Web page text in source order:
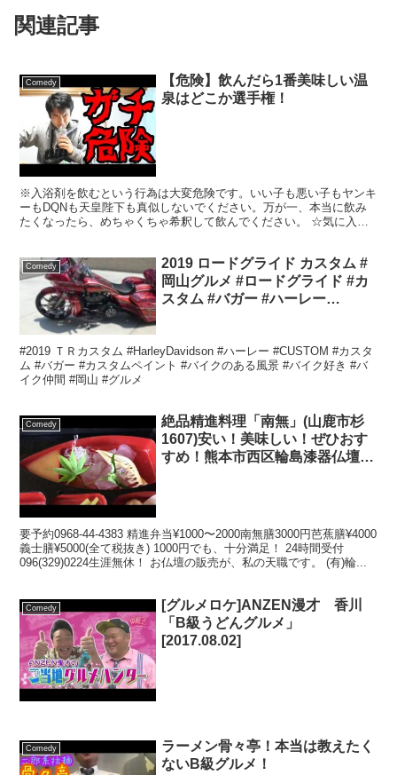
関連記事
Comedy
【危険】飲んだら1番美味しい温
泉はどこか選手権！
※入浴剤を飲むという行為は大変危険です。いい子も悪い子もヤンキ
ーもDQNも天皇陛下も真似しないでください。万が一、本当に飲み
たくなったら、めちゃくちゃ希釈して飲んでください。 ☆気に入っ
Comedy
2019 ロードグライド カスタム #
岡山グルメ #ロードグライド #カ
スタム #バガー #ハーレー
イク仲間
#2019 ＴＲカスタム #HarleyDavidson #ハーレー #CUSTOM #カスタ
ム #バガー #カスタムペイント #バイクのある風景 #バイク好き #バ
イク仲間 #岡山 #グルメ
Comedy
絶品精進料理「南無」(山鹿市杉
1607)安い！美味しい！ぜひおす
すめ！熊本市西区輪島漆器仏壇
要予約0968-44-4383 精進弁当¥1000〜2000南無膳3000円芭蕉膳¥4000
義士膳¥5000(全て税抜き) 1000円でも、十分満足！ 24時間受付
096(329)0224生涯無休！ お仏壇の販売が、私の天職です。 (有)輪...
Comedy
[グルメロケ]ANZEN漫才 香川
「B級うどんグルメ」
[2017.08.02]
Comedy
ラーメン骨々亭！本当は教えたく
ないB級グルメ！